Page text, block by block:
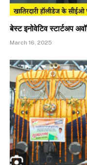
बेस्ट इनोवेटिव स्टार्टअप
March 16, 2025